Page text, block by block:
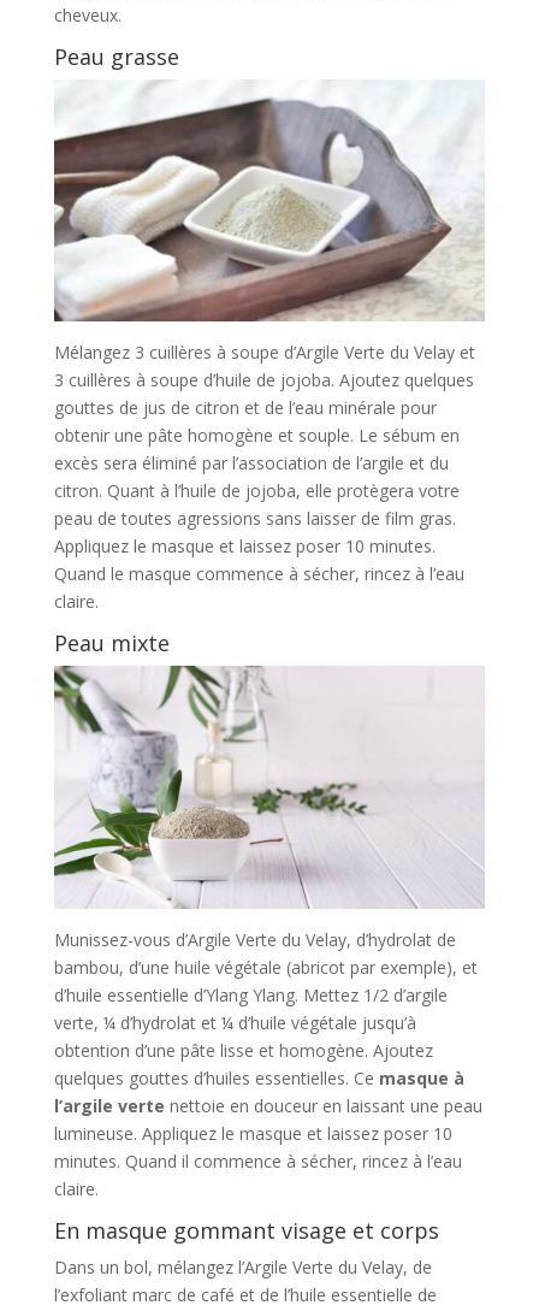
cheveux.
Peau grasse
Mélangez 3 cuillères à soupe d’Argile Verte du Velay et
3 cuillères à soupe d’huile de jojoba. Ajoutez quelques
gouttes de jus de citron et de l’eau minérale pour
obtenir une pâte homogène et souple. Le sébum en
excès sera éliminé par l’association de l’argile et du
citron. Quant à l’huile de jojoba, elle protègera votre
peau de toutes agressions sans laisser de film gras.
Appliquez le masque et laissez poser 10 minutes.
Quand le masque commence à sécher, rincez à l’eau
claire.
Peau mixte
Munissez-vous d’Argile Verte du Velay, d’hydrolat de
bambou, d’une huile végétale (abricot par exemple), et
d’huile essentielle d’Ylang Ylang. Mettez 1/2 d’argile
verte, ¼ d’hydrolat et ¼ d’huile végétale jusqu’à
obtention d’une pâte lisse et homogène. Ajoutez
quelques gouttes d’huiles essentielles. Ce masque à
l’argile verte nettoie en douceur en laissant une peau
lumineuse. Appliquez le masque et laissez poser 10
minutes. Quand il commence à sécher, rincez à l’eau
claire.
En masque gommant visage et corps
Dans un bol, mélangez l’Argile Verte du Velay, de
l’exfoliant marc de café et de l’huile essentielle de